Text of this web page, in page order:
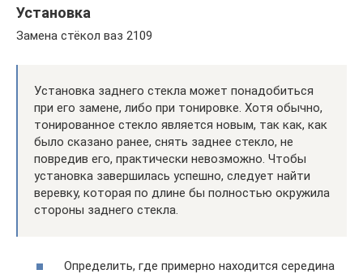
Установка
Замена стёкол ваз 2109
Установка заднего стекла может понадобиться
при его замене, либо при тонировке. Хотя обычно,
тонированное стекло является новым, так как, как
было сказано ранее, снять заднее стекло, не
повредив его, практически невозможно. Чтобы
установка завершилась успешно, следует найти
веревку, которая по длине бы полностью окружила
стороны заднего стекла.
​ Определить, где примерно находится середина